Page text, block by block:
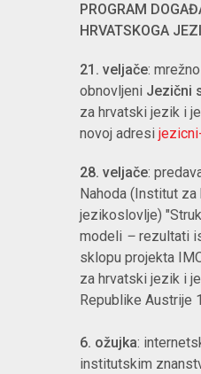
PROGRAM
HRVATSKOGA
21. veljače:
obnovljeni Jezični
za hrvatski jezik i
novoj adresi
28. veljače:
Nahoda (Institut
jezikoslovlje)
modeli – rezultati
sklopu projekta
za hrvatski jezik i
Republike Austrije
6. ožujka:
institutskim